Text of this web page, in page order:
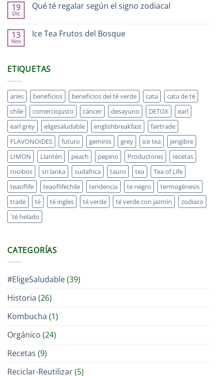
19
Dic
Qué té regalar según el signo zodiacal
13
Nov
Ice Tea Frutos del Bosque
ETIQUETAS
aries beneficios beneficios del té verde cata
cata de té
chile
comerciojusto cáncer desayuno DETOX
earl
earl grey
eligesaludable englishbreakfast
fairtrade
FLAVONOIDES
futuro geminis grey ice tea
jengibre
LIMON
Llantén peach pepino Productores
recetas
rooibos
sri lanka sudafrica tauro tea
Tea of Life
teaoflife
teaoflifechile tendencia te negro
termogénesis
trade
té té ingles té verde té verde con jazmín
zodiaco
´té helado
CATEGORÍAS
#EligeSaludable(39)
Historia (26)
Kombucha (1)
Orgánico (24)
Recetas (9)
Reciclar-Reutilizar(5)